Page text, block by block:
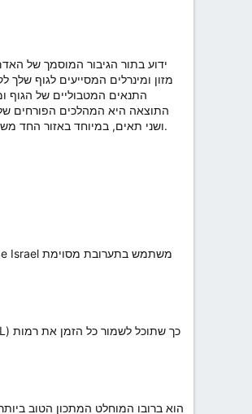
מזון ומינרלים המסייעים לגוף
התנאים המטבוליים של הגוף
התוצאה היא המהלכים הפורחים
ושני תאים, במיוחד באזור החד משמעי של הגוף שלך, במיוחד המעיים. השדרוג מקיים את המערכת הבטוחה ומסייע בניקוי רעלים על ידי השלכת רדיקלים חופשיים וזן קסידטיבי.